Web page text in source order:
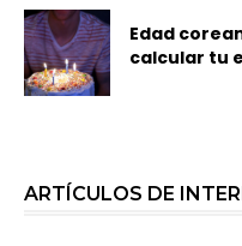
Edad
calcular tu
ARTÍCULOS DE